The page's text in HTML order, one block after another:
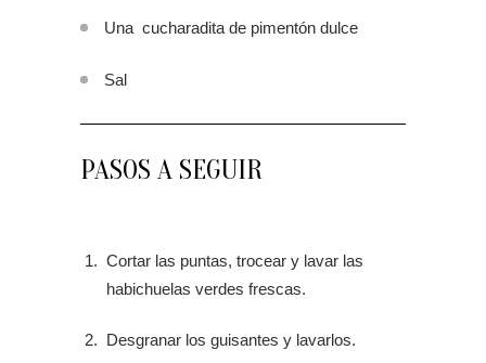
Una cucharadita de pimentón dulce
Sal
PASOS A SEGUIR
Cortar las puntas, trocear y lavar las
habichuelas verdes frescas.
Desgranar los guisantes y lavarlos.